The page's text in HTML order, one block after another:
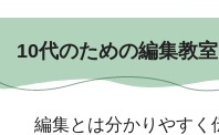
10代のための編集教室
編集とは分かりやすく